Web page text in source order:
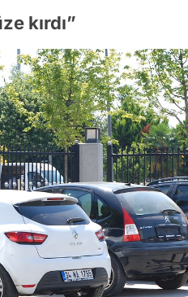
kırdı”